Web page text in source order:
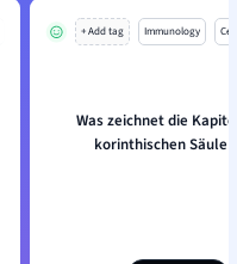
+ Add tag Immunology
Was zeichnet die
korinthischen Säule